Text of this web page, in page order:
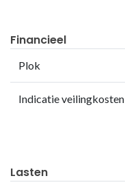
Financieel
Plok
Indicatie veilingkosten
Lasten